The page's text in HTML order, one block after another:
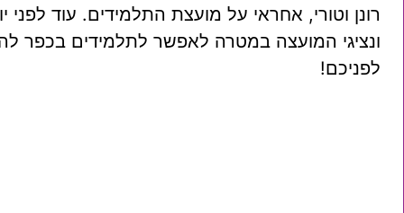
רונן וטורי, אחראי על מועצת התלמידים. עוד
לפניכם!